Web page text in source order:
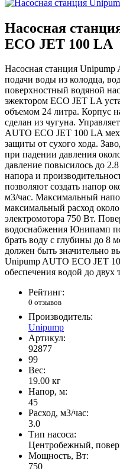
Насосная
ECO JET 100 LA
Насосная станция
подачи воды из колодца,
поверхностный водяной
эжектором ECO JET LA
объемом 24 литра. Корпус
сделан из чугуна.
AUTO ECO JET 100 LA
защиты от сухого хода.
при падении давления
давление повысилось до
напора и
позволяют создать напор
м3/час. Максимальный
максимальный расход
электромотора 750 Вт.
водоснабжения Юнипамп
брать воду с глубины до 8
должен быть значительно
Unipump AUTO ECO JET
обеспечения водой до двух
Рейтинг:
0 отзывов
Производитель:
Unipump
Артикул:
92877
99
Вес:
19.00 кг
Напор, м:
45
Расход, м3/час:
3.0
Тип насоса:
Центробежный,
Мощность, Вт:
750